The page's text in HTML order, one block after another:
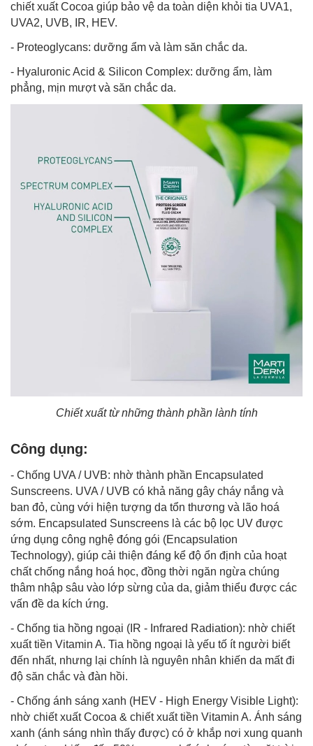
chiết xuất Cocoa giúp bảo vệ da toàn diện khỏi tia UVA1,
UVA2, UVB, IR, HEV.
- Proteoglycans: dưỡng ẩm và làm săn chắc da.
- Hyaluronic Acid & Silicon Complex: dưỡng ẩm, làm
phẳng, mịn mượt và săn chắc da.
Chiết xuất từ những thành phần lành tính
Công dụng:
- Chống UVA / UVB: nhờ thành phần Encapsulated
Sunscreens. UVA / UVB có khả năng gây cháy nắng và
ban đỏ, cùng với hiện tượng da tổn thương và lão hoá
sớm. Encapsulated Sunscreens là các bộ lọc UV được
ứng dụng công nghệ đóng gói (Encapsulation
Technology), giúp cải thiện đáng kể độ ổn định của hoạt
chất chống nắng hoá học, đồng thời ngăn ngừa chúng
thâm nhập sâu vào lớp sừng của da, giảm thiểu được các
vấn đề da kích ứng.
- Chống tia hồng ngoại (IR - Infrared Radiation): nhờ chiết
xuất tiền Vitamin A. Tia hồng ngoại là yếu tố ít người biết
đến nhất, nhưng lại chính là nguyên nhân khiến da mất đi
độ săn chắc và đàn hồi.
- Chống ánh sáng xanh (HEV - High Energy Visible Light):
nhờ chiết xuất Cocoa & chiết xuất tiền Vitamin A. Ánh sáng
xanh (ánh sáng nhìn thấy được) có ở khắp nơi xung quanh